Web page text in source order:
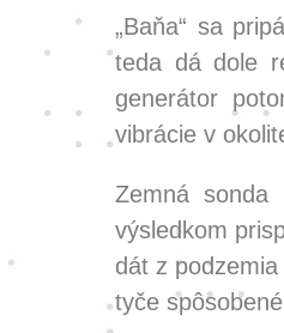
„Baňa“ sa
teda dá dole
generátor
vibrácie v
Zemná sonda
výsledkom
dát z
tyče